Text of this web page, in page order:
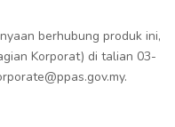
berhubung produk ini,
Korporat) di talian 03-